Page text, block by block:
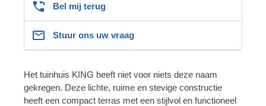
Bel mij terug
Stuur ons uw vraag
Het tuinhuis KING heeft niet voor niets deze naam
gekregen. Deze lichte, ruime en stevige constructie
heeft een compact terras met een stijlvol en functioneel